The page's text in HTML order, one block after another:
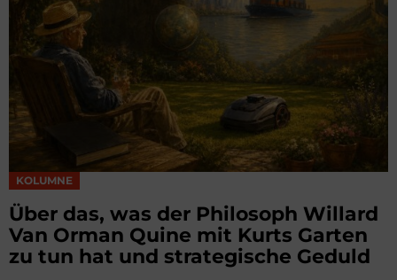
KOLUMNE
Über das, was der Philosoph Willard
Van Orman Quine mit Kurts Garten
zu tun hat und strategische Geduld